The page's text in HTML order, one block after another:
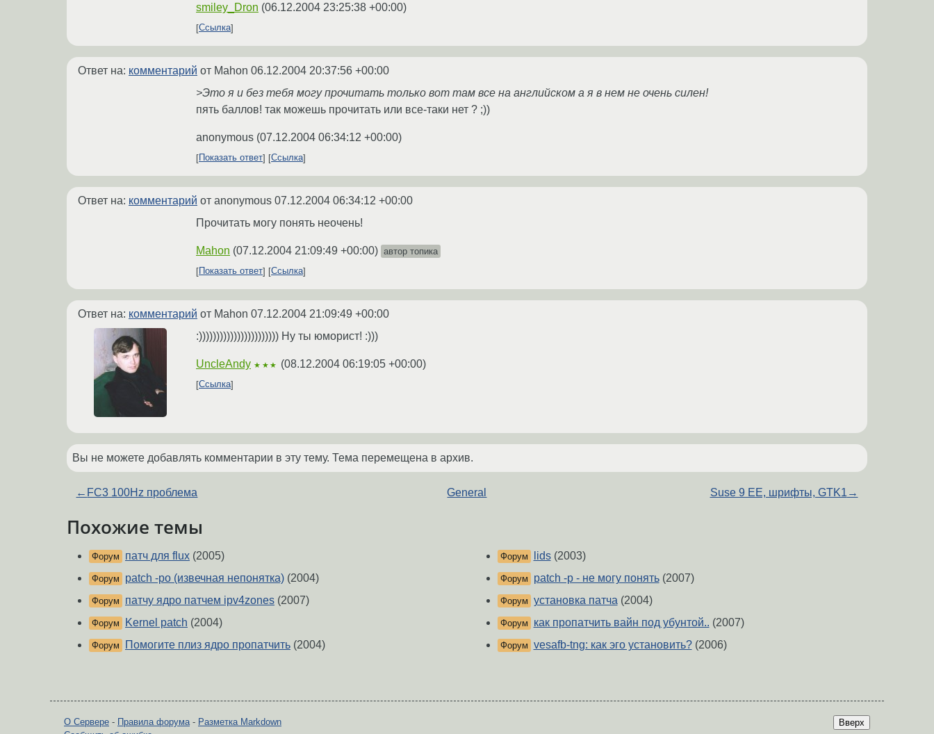
smiley_Dron (06.12.2004 23:25:38 +00:00)
Ссылка
Ответ на: комментарий от Mahon 06.12.2004 20:37:56 +00:00
>Это я и без тебя могу прочитать только вот там все на английском а я в нем не очень силен!
пять баллов! так можешь прочитать или все-таки нет ? ;))
anonymous (07.12.2004 06:34:12 +00:00)
Показать ответ Ссылка
Ответ на: комментарий от anonymous 07.12.2004 06:34:12 +00:00
Прочитать могу понять неочень!
Mahon (07.12.2004 21:09:49 +00:00) автор топика
Показать ответ
Ссылка
Ответ на: комментарий от Mahon 07.12.2004 21:09:49 +00:00
:))))))))))))))))))))))) Ну ты юморист! :)))
UncleAndy ★★★ (08.12.2004 06:19:05 +00:00)
Ссылка
Вы не можете добавлять комментарии в эту тему. Тема перемещена в архив.
← FC3 100Hz проблема General Suse 9 EE, шрифты, GTK1 →
Похожие темы
Форум патч для flux (2005)
Форум patch -po (извечная непонятка) (2004)
Форум патчу ядро патчем ipv4zones (2007)
Форум Kernel patch (2004)
Форум Помогите плиз ядро пропатчить (2004)
Форум lids(2003)
Форум patch -p - не могу понять(2007)
Форум установка патча(2004)
Форум как пропатчить вайн под убунтой.. (2007)
Форум vesafb-tng: как эго установить?(2006)
Вверх
О Сервере - Правила форума- Разметка Markdown